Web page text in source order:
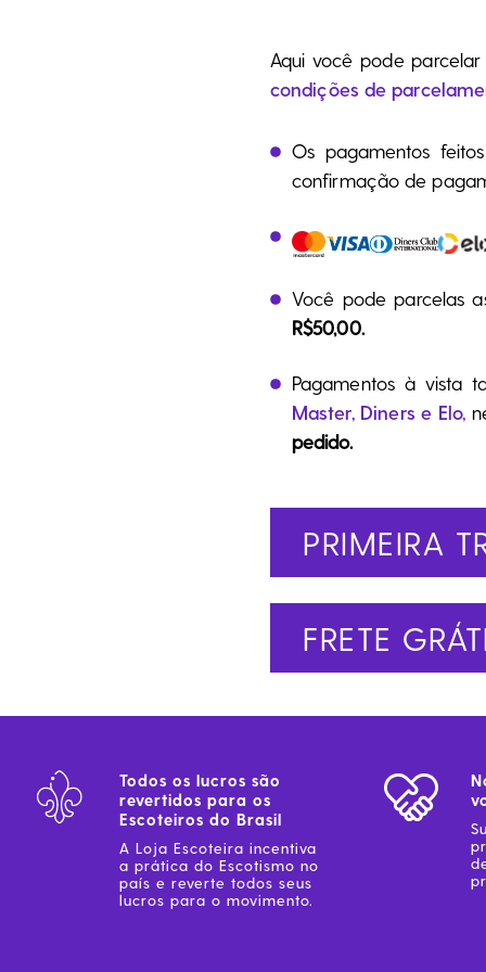
Aqui você pode
condições de
Os pagamentos
confirmação de
Você pode parcelas
R$50,00.
Pagamentos à vista
Master, Diners e Elo,
pedido.
PRIMEIRA
FRETE
Todos os lucros são
revertidos para os
Escoteiros do Brasil
A Loja Escoteira incentiva
a prática do Escotismo no
país e reverte todos seus
lucros para o movimento.